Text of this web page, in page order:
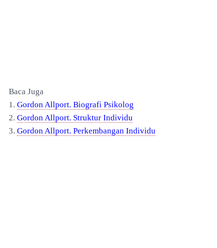
Baca Juga
1. Gordon Allport. Biografi Psikolog
2. Gordon Allport. Struktur Individu
3. Gordon Allport. Perkembangan Individu